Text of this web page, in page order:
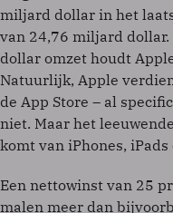
miljard dollar in het
van 24,76 miljard dollar.
dollar omzet houdt
Natuurlijk, Apple
de App Store – al
niet. Maar het
komt van iPhones, iPads
Een nettowinst van 25
malen meer dan